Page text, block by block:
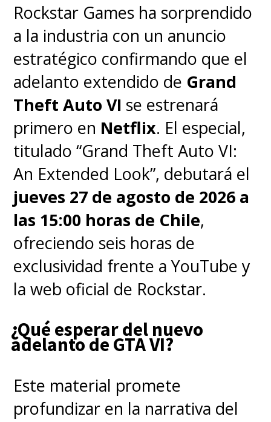
hechizos, pociones y una
misteriosa canción.
La película fue parte de la
selección oficial de Cannes
2020y el doblaje en inglés
cuenta con las voces deRichard
E. Grant, Kacey Musgraves y
Dan Stevens , además del tema
principal "Don't Disturb Me"
interpretado por Musgraves.
EARWIG AND THE WITCH
will be available on Netflix
outside the United States,
— Netflix Geeked (@NetflixGeeked) October 13, 2021
Rockstar Games ha sorprendido
a la industria con un anuncio
estratégico confirmando que el
adelanto extendido de Grand
Theft Auto VI se estrenará
primero en Netflix. El especial,
titulado “Grand Theft Auto VI:
An Extended Look”, debutará el
jueves 27 de agosto de 2026 a
las 15:00 horas de Chile,
ofreciendo seis horas de
exclusividad frente a YouTube y
la web oficial de Rockstar.
¿Qué esperar del nuevo
adelanto de GTA VI?
Este material promete
profundizar en la narrativa del